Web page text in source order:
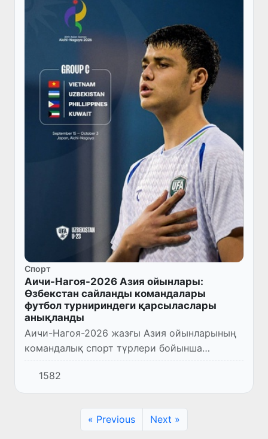
Спорт
Аичи-Нагоя-2026 Азия ойынлары:
Өзбекстан сайланды командалары
футбол турнириндеги қарсыласлары
анықланды
Аичи-Нагоя-2026 жазғы Азия ойынларының
командалық спорт түрлери бойынша
жарысларына шек таслаў шеңберинде
футбол бойынша турнир топарларының
қурамы анықланды.
1582
« Previous Next »